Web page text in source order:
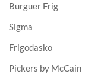
Burguer Frig
Sigma
Frigodasko
Pickers by McCain